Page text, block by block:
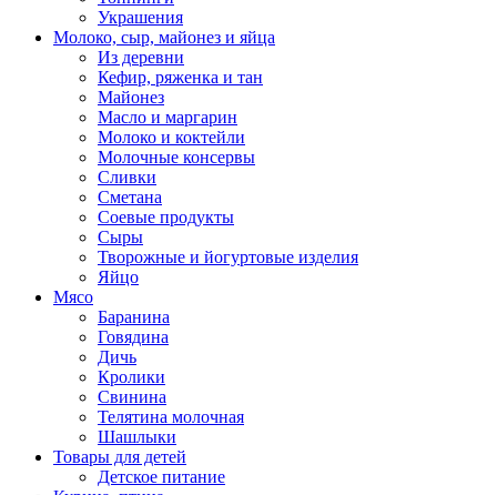
Украшения
Молоко, сыр, майонез и яйца
Из деревни
Кефир, ряженка и тан
Майонез
Масло и маргарин
Молоко и коктейли
Молочные консервы
Сливки
Сметана
Соевые продукты
Сыры
Творожные и йогуртовые изделия
Яйцо
Мясо
Баранина
Говядина
Дичь
Кролики
Свинина
Телятина молочная
Шашлыки
Товары для детей
Детское питание